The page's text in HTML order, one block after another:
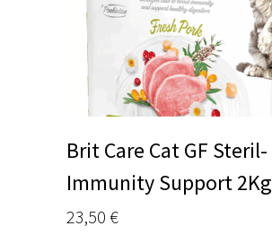
Brit Care Cat GF Steril-
Immunity Support 2Kg
23,50 €